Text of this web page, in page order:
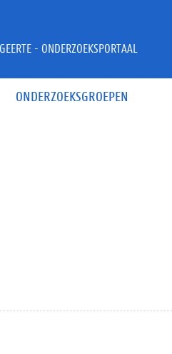
ONDERZOEKSGROEPEN
- ONDERZOEKSPORTAAL